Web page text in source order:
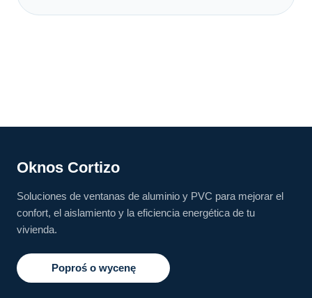
Oknos Cortizo
Soluciones de ventanas de aluminio y PVC para mejorar el
confort, el aislamiento y la eficiencia energética de tu
vivienda.
Poproś o wycenę